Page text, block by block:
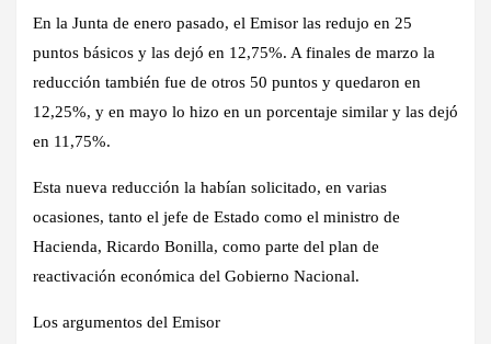
En la Junta de enero pasado, el Emisor las redujo en 25
puntos básicos y las dejó en 12,75%. A finales de marzo la
reducción también fue de otros 50 puntos y quedaron en
12,25%, y en mayo lo hizo en un porcentaje similar y las dejó
en 11,75%.
Esta nueva reducción la habían solicitado, en varias
ocasiones, tanto el jefe de Estado como el ministro de
Hacienda, Ricardo Bonilla, como parte del plan de
reactivación económica del Gobierno Nacional.
Los arg​​umentos del Emisor